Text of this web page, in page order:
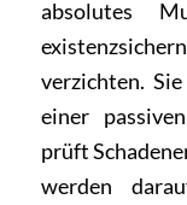
absolutes
verzichten.
einer
prüft
werden